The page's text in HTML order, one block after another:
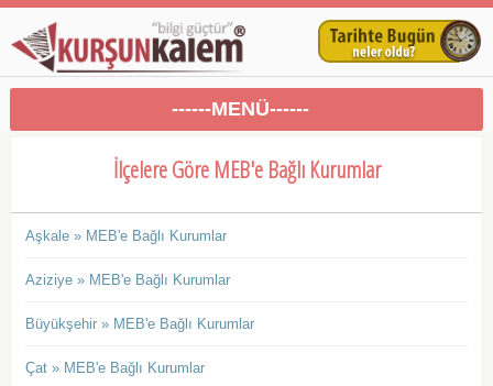
------MENÜ------
İlçelere Göre MEB'e Bağlı Kurumlar
Aşkale » MEB'e Bağlı Kurumlar
Aziziye » MEB'e Bağlı Kurumlar
Büyükşehir » MEB'e Bağlı Kurumlar
Çat » MEB'e Bağlı Kurumlar